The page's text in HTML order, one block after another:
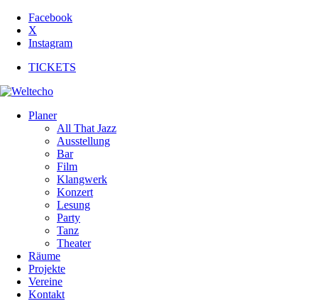
Facebook
X
Instagram
TICKETS
Planer
All That Jazz
Ausstellung
Bar
Film
Klangwerk
Konzert
Lesung
Party
Tanz
Theater
Räume
Projekte
Vereine
Kontakt